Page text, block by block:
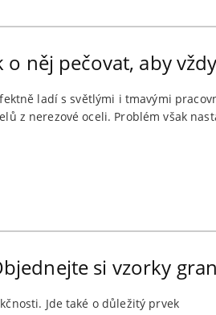
o něj pečovat, aby
ladí s světlými i tmavými
z nerezové oceli. Problém však
si vzorky
Jde také o důležitý prvek